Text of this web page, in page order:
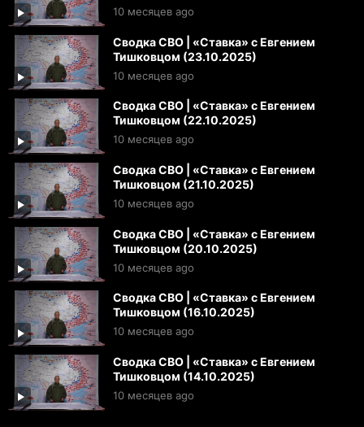
10 месяцев ago
Сводка СВО | «Ставка» с Евгением
Тишковцом (23.10.2025)
10 месяцев ago
Сводка СВО | «Ставка» с Евгением
Тишковцом (22.10.2025)
10 месяцев ago
Сводка СВО | «Ставка» с Евгением
Тишковцом (21.10.2025)
10 месяцев ago
Сводка СВО | «Ставка» с Евгением
Тишковцом (20.10.2025)
10 месяцев ago
Сводка СВО | «Ставка» с Евгением
Тишковцом (16.10.2025)
10 месяцев ago
Сводка СВО | «Ставка» с Евгением
Тишковцом (14.10.2025)
10 месяцев ago